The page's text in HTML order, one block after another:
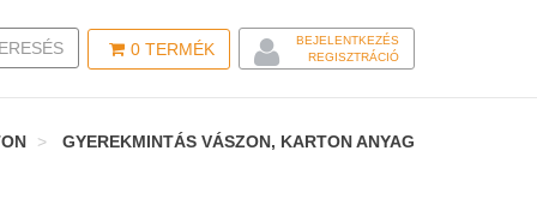
0 TERMÉK
BEJELENTKEZÉS
REGISZTRÁCIÓ
SEARCH
GYEREKMINTÁS VÁSZON, KARTON ANYAG